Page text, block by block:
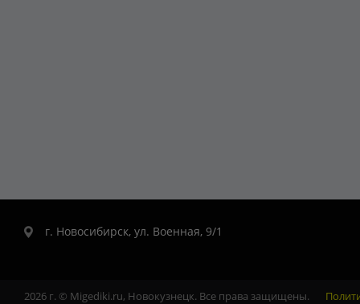
г. Новосибирск, ул. Военная, 9/1
2026 г. © Migediki.ru, Новокузнецк. Все права защищены.